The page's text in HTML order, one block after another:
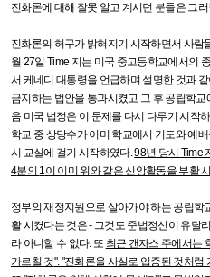
진화론에 대해 잘못 알고 계시던 분들은 그
진화론의 허구가 밝혀지기 시작하면서 사람
월 27일Time 지는 미국 중고등학교에서의
서 케네디 대통령을 언급하며 설명한 것과 같
금지하는 법안을 통과시켰고 그 후 공립학
음 미국 법정은 이 문제를 다시 다루기 시작
학교 중 상당수가 이미 학교에서 기도와 예
시 교실에 걸기 시작하였다.98년 당시 Time
4분의 1이 이미 위와 같은 신앙활동을 부활
정부의 재정지원으로 살아가야 하는 공립학
활 시켰다는 것은- 그것도 준법정신이 유달
라 아니할 수 없다. 또 최근 캔자스 주에서는
가르칠 것". "진화론을 사실로 입증된 것처럼